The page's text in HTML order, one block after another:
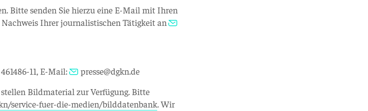
Bitte senden Sie hierzu eine E-Mail mit Ihren
Nachweis Ihrer journalistischen Tätigkeit an
11, E-Mail:
presse@dgkn.de
Bildmaterial zur Verfügung. Bitte
service-fuer-die-medien/bilddatenbank. Wir